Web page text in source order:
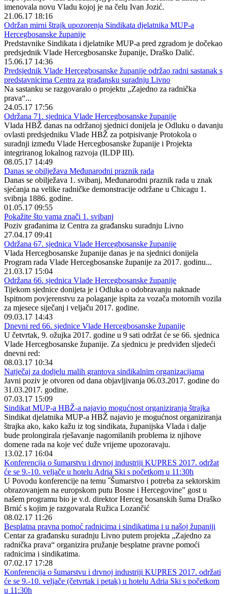
imenovala novu Vladu kojoj je na čelu Ivan Jozić.
21.06.17 18:16
Održan mirni štrajk upozorenja Sindikata djelatnika MUP-a
Hercegbosanske županije
Predstavnike Sindikata i djelatnike MUP-a pred zgradom je dočekao
predsjednik Vlade Hercegbosanske županije, Draško Dalić.
15.06.17 14:36
Predsjednik Vlade Hercegbosanske županije održao radni sastanak s
predstavnicima Centra za građansku suradnju Livno
Na sastanku se razgovaralo o projektu „Zajedno za radnička
prava“...
24.05.17 17:56
Održana 71. sjednica Vlade Hercegbosanske županije
Vlada HBŽ danas na održanoj sjednici donijela je Odluku o davanju
ovlasti predsjedniku Vlade HBŽ za potpisivanje Protokola o
suradnji između Vlade Hercegbosanske županije i Projekta
integriranog lokalnog razvoja (ILDP III).
08.05.17 14:49
Danas se obilježava Međunarodni praznik rada
Danas se obilježava 1. svibanj, Međunarodni praznik rada u znak
sjećanja na velike radničke demonstracije održane u Chicagu 1.
svibnja 1886. godine.
01.05.17 09:55
Pokažite što vama znači 1. svibanj
Poziv građanima iz Centra za građansku suradnju Livno
27.04.17 09:41
Održana 67. sjednica Vlade Hercegbosanske županije
Vlada Hercegbosanske županije danas je na sjednici donijela
Program rada Vlade Hercegbosanske županije za 2017. godinu...
21.03.17 15:04
Održana 66. sjednica Vlade Hercegbosanske županije
Tijekom sjednice donijeta je i Odluka o odobravanju naknade
Ispitnom povjerenstvu za polaganje ispita za vozača motornih vozila
za mjesece siječanj i veljaču 2017. godine.
09.03.17 14:43
Dnevni red 66. sjednice Vlade Hercegbosanske županije
U četvrtak, 9. ožujka 2017. godine u 9 sati održat će se 66. sjednica
Vlade Hercegbosanske županije. Za sjednicu je predviđen sljedeći
dnevni red:
08.03.17 10:34
Natječaj za dodjelu malih grantova sindikalnim organizacijama
Javni poziv je otvoren od dana objavljivanja 06.03.2017. godine do
31.03.2017. godine.
07.03.17 15:09
Sindikat MUP-a HBŽ-a najavio mogućnost organiziranja štrajka
Sindikat djelatnika MUP-a HBŽ najavio je mogućnost organiziranja
štrajka ako, kako kažu iz tog sindikata, županijska Vlada i dalje
bude prolongirala rješavanje nagomilanih problema iz njihove
domene rada na koje već duže vrijeme upozoravaju.
13.02.17 16:04
Konferencija o šumarstvu i drvnoj industriji KUPRES 2017. održat
će se 9.-10. veljače u hotelu Adria Ski s početkom u 11:30h
U Povodu konferencije na temu ˝Šumarstvo i potreba za sektorskim
obrazovanjem na europskom putu Bosne i Hercegovine" gost u
našem programu bio je v.d. direktor Herceg bosanskih šuma Draško
Brnić s kojim je razgovarala Ružica Lozančić
08.02.17 11:26
Besplatna pravna pomoć radnicima i sindikatima i u našoj županiji
Centar za građansku suradnju Livno putem projekta „Zajedno za
radnička prava“ organizira pružanje besplatne pravne pomoći
radnicima i sindikatima.
07.02.17 17:28
Konferencija o šumarstvu i drvnoj industriji KUPRES 2017. održati
će se 9.-10. veljače (četvrtak i petak) u hotelu Adria Ski s početkom
u 11:30h